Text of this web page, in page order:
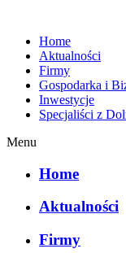
Home
Aktualności
Firmy
Gospodarka i
Inwestycje
Specjaliści z
Menu
Home
Aktualności
Firmy